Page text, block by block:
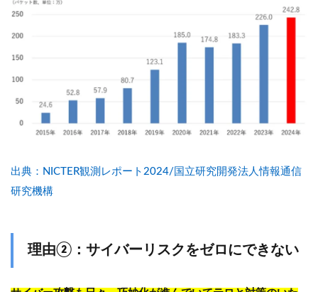
出典：NICTER観測レポート2024/国立研究開発法人情報通信
研究機構
理由②：サイバーリスクをゼロにできない